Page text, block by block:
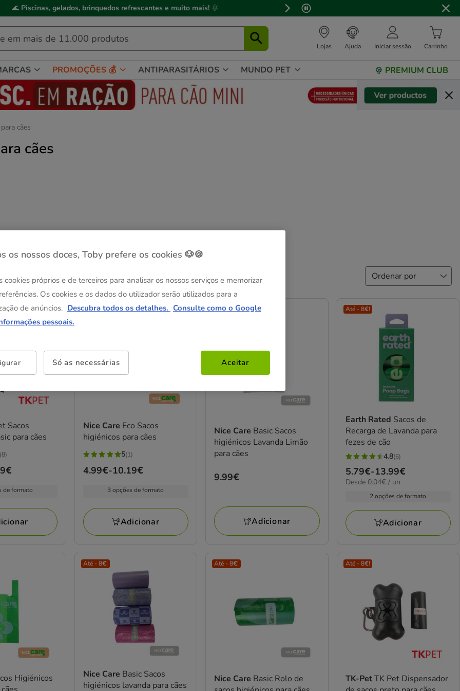
: compre online, recolha em2h, mediante disponibilidade de stock.
Lojas Ajuda Iniciar sessão Carrinho
PROMOÇÕES 💰 ANTIPARASITÁRIOS MUNDO PET PREMIUM CLUB
cães
cães
Sacos
para cães
(8)
de formato
Até - 8€!
Nice Care Eco Sacos
higiénicos para cães
5
estrelas
avaliações
5(1)
Preço
10.19€
4.99€-10.19€
3 opções de formato
Adicionar
Até - 8€!
Nice Care Basic Sacos
higiénicos Lavanda Limão
para cães
Preço
9.99€
Adicionar
Até - 8€!
Earth Rated Sacos de
Recarga de Lavanda para
fezes de cão
4.8
estrelas
com
avaliações
4.8(6)
Preço
de
13.99€
5.79€-13.99€
0.04€
Desde 0.04€ / un
2 opções de formato
Adicionar
Higiénicos
Até - 8€!
Nice Care Basic Sacos
higiénicos lavanda para cães
Até - 8€!
Nice Care Basic Rolo de
Até - 8€!
TK-PetTK Pet Dispensador
os nossos doces, Toby prefere os cookies 🐶🍪
cookies próprios e de terceiros para analisar os nossos serviços e memorizar
Os cookies e os dados do utilizador serão utilizados para a
de anúncios. Descubra todos os detalhes. Consulte como o Google
pessoais.
Só as necessárias Aceitar